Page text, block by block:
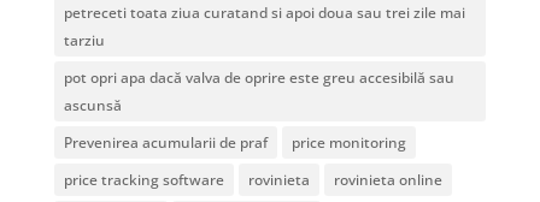
petreceti toata ziua curatand si apoi doua sau trei zile mai
tarziu
pot opri apa dacă valva de oprire este greu accesibilă sau
ascunsă
Prevenirea acumularii de praf
price monitoring
price tracking software
rovinieta
rovinieta online